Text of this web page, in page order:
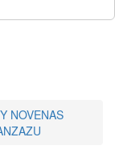
NOVENAS